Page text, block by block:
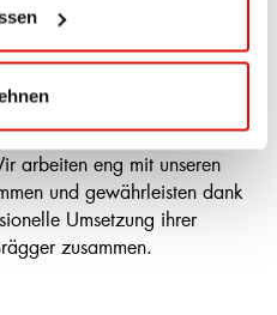
durch die enge
Kantonalbank im Bereich
der Musterportfolios, und
werden im internen
arbeiten eng mit unseren
und gewährleisten dank
Umsetzung ihrer
zusammen.